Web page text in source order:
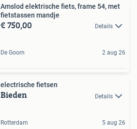
Amslod elektrische fiets, frame 54, met
fietstassen mandje
€ 750,00 Details
De Goorn 2 aug 26
electrische fietsen
Bieden Details
Rotterdam 5 aug 26